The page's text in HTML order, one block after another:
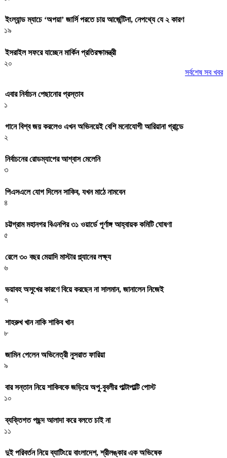
ইংল্যান্ড ম্যাচে ‘অপয়া’ জার্সি পরতে চায় আর্জেন্টিনা, নেপথ্যে যে ২ কারণ
১৯
ইসরাইল সফরে যাচ্ছেন মার্কিন প্রতিরক্ষামন্ত্রী
২০
সর্বশেষ সব খবর
এবার নির্বাচন পেছানোর প্রস্তাব
১
গানে বিশ্ব জয় করলেও এখন অভিনয়েই বেশি মনোযোগী আরিয়ানা গ্রান্ডে
২
নির্বাচনের রোডম্যাপের আশ্বাস মেলেনি
৩
পিএসএলে যোগ দিলেন সাকিব, যখন মাঠে নামবেন
৪
চট্টগ্রাম মহানগর বিএনপির ৩১ ওয়ার্ডে পূর্ণাঙ্গ আহ্বায়ক কমিটি ঘোষণা
৫
রেলে ৩০ বছর মেয়াদি মাস্টার প্ল্যানের লক্ষ্য
৬
ভয়াবহ অসুখের কারণে বিয়ে করছেন না সালমান, জানালেন নিজেই
৭
শাহরুখ খান নাকি শাকিব খান
৮
জামিন পেলেন অভিনেত্রী নুসরাত ফারিয়া
৯
বার সন্তান নিয়ে শাকিবকে জড়িয়ে অপু-বুবলীর পাল্টাপাল্টি পোস্ট
১০
ব্যক্তিগত পছন্দ আলাদা করে বলতে চাই না
১১
দুই পরিবর্তন নিয়ে ব্যাটিংয়ে বাংলাদেশ, শ্রীলঙ্কার এক অভিষেক